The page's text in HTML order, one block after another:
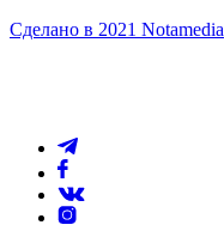
Сделано в 2021 Notamedia